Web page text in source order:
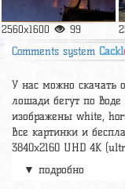
2560x1600 99
Comments system Cackl
У нас можно скачать
лошади бегут по
изображены white,
Все картинки и
3840x2160 UHD 4К
А так же можно
▼ подробно